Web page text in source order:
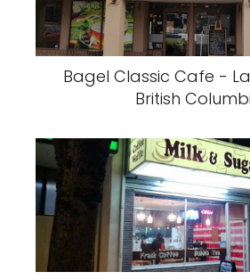
Bagel Classic Cafe -
British